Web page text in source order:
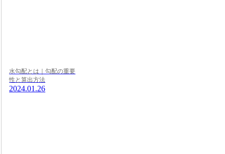
水勾配とは｜勾配の重要
性と算出方法
2024.01.26